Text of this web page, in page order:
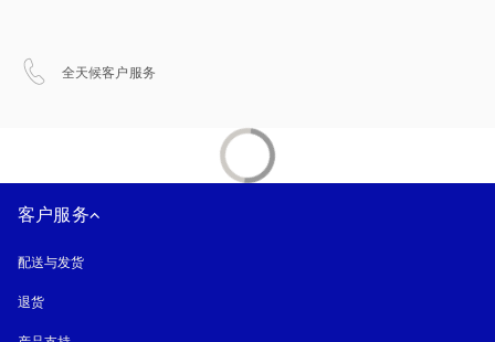
全天候客户服务
客户服务
配送与发货
退货